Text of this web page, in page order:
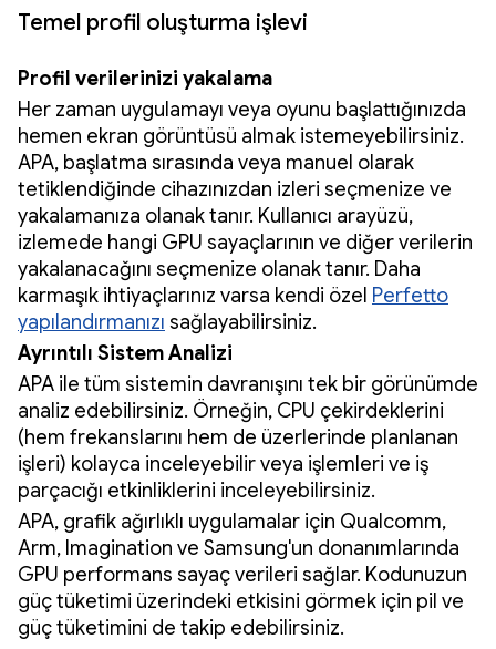
Temel profil oluşturma işlevi
Profil verilerinizi yakalama
Her zaman uygulamayı veya oyunu başlattığınızda
hemen ekran görüntüsü almak istemeyebilirsiniz.
APA, başlatma sırasında veya manuel olarak
tetiklendiğinde cihazınızdan izleri seçmenize ve
yakalamanıza olanak tanır. Kullanıcı arayüzü,
izlemede hangi GPU sayaçlarının ve diğer verilerin
yakalanacağını seçmenize olanak tanır. Daha
karmaşık ihtiyaçlarınız varsa kendi özel Perfetto
yapılandırmanızı sağlayabilirsiniz.
Ayrıntılı Sistem Analizi
APA ile tüm sistemin davranışını tek bir görünümde
analiz edebilirsiniz. Örneğin, CPU çekirdeklerini
(hem frekanslarını hem de üzerlerinde planlanan
işleri) kolayca inceleyebilir veya işlemleri ve iş
parçacığı etkinliklerini inceleyebilirsiniz.
APA, grafik ağırlıklı uygulamalar için Qualcomm,
Arm, Imagination ve Samsung'un donanımlarında
GPU performans sayaç verileri sağlar. Kodunuzun
güç tüketimi üzerindeki etkisini görmek için pil ve
güç tüketimini de takip edebilirsiniz.